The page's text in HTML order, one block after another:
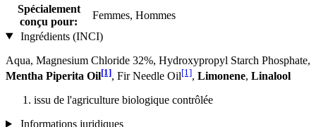
Spécialement
conçu pour:
Femmes, Hommes
Ingrédients (INCI)
Aqua, Magnesium Chloride 32%, Hydroxypropyl Starch Phosphate,
Mentha Piperita Oil[1], Fir Needle Oil[1], Limonene, Linalool
issu de l'agriculture biologique contrôlée
Informations juridiques